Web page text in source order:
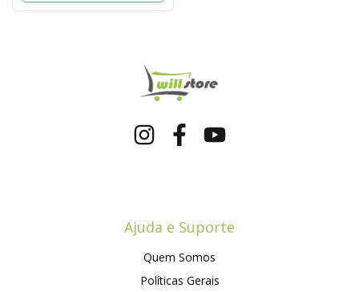
Ajuda e Suporte
Quem Somos
Políticas Gerais